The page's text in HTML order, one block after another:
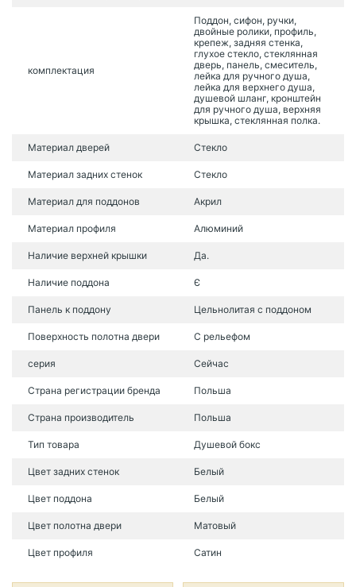
комплектация
Поддон, сифон, ручки,
двойные ролики, профиль,
крепеж, задняя стенка,
глухое стекло, стеклянная
дверь, панель, смеситель,
лейка для ручного душа,
лейка для верхнего душа,
душевой шланг, кронштейн
для ручного душа, верхняя
крышка, стеклянная полка.
Материал дверей Стекло
Материал задних стенок Стекло
Материал для поддонов Акрил
Материал профиля Алюминий
Наличие верхней крышки Да.
Наличие поддона Є
Панель к поддону Цельнолитая с поддоном
Поверхность полотна двери С рельефом
серия Сейчас
Страна регистрации бренда Польша
Страна производитель Польша
Тип товара Душевой бокс
Цвет задних стенок Белый
Цвет поддона Белый
Цвет полотна двери Матовый
Цвет профиля Сатин